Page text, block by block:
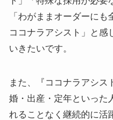
「わがままオーダーに
ココナラアシスト」と感
いきたいです。
また、『ココナラアシス
婚・出産・定年といった
れることなく継続的に活